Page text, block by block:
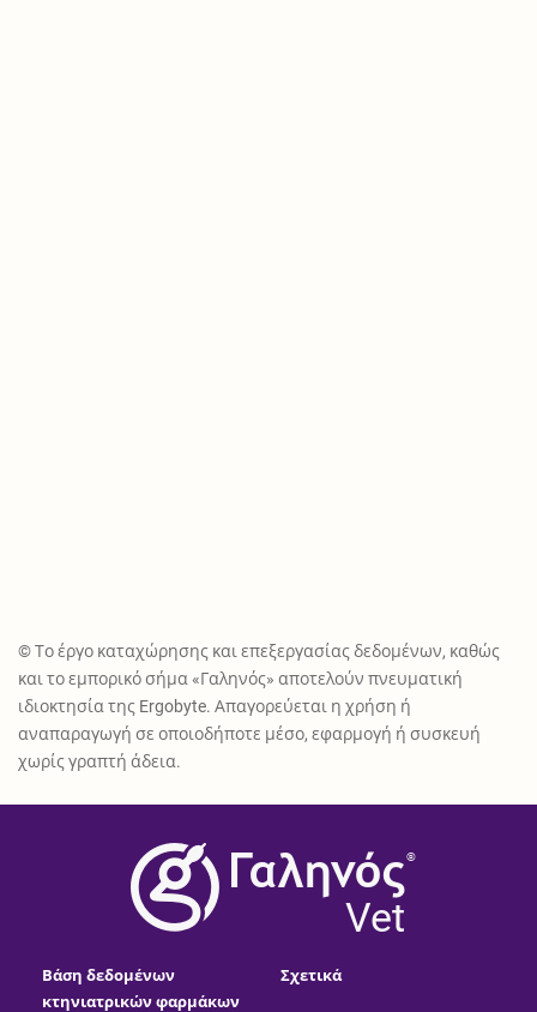
© Το έργο καταχώρησης και επεξεργασίας δεδομένων, καθώς
και το εμπορικό σήμα «Γαληνός» αποτελούν πνευματική
ιδιοκτησία της Ergobyte. Απαγορεύεται η χρήση ή
αναπαραγωγή σε οποιοδήποτε μέσο, εφαρμογή ή συσκευή
χωρίς γραπτή άδεια.
®
Vet
Βάση δεδομένων
κτηνιατρικών φαρμάκων
Σχετικά